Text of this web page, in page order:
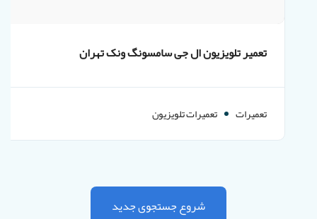
تعمیر تلویزیون ال جی سامسونگ ونک تهران
تعمیرات تعمیرات تلویزیون
شروع جستجوی جدید